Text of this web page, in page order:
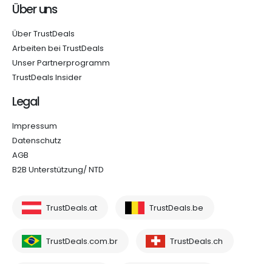
Über uns
Über TrustDeals
Arbeiten bei TrustDeals
Unser Partnerprogramm
TrustDeals Insider
Legal
Impressum
Datenschutz
AGB
B2B Unterstützung/ NTD
TrustDeals.at TrustDeals.be
TrustDeals.com.br TrustDeals.ch